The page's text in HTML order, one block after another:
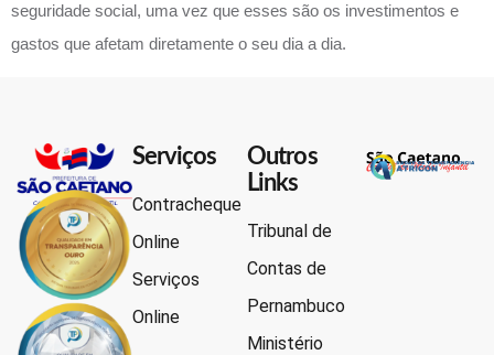
seguridade social, uma vez que esses são os investimentos e
gastos que afetam diretamente o seu dia a dia.
Serviços
Contracheque
Online
Serviços
Online
Outros
Links
Tribunal de
Contas de
Pernambuco
Ministério